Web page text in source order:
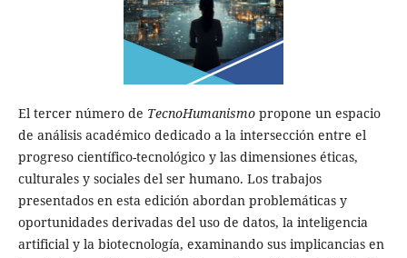
El tercer número de TecnoHumanismopropone un espacio
de análisis académico dedicado a la intersección entre el
progreso científico-tecnológico y las dimensiones éticas,
culturales y sociales del ser humano. Los trabajos
presentados en esta edición abordan problemáticas y
oportunidades derivadas del uso de datos, la inteligencia
artificial y la biotecnología, examinando sus implicancias en